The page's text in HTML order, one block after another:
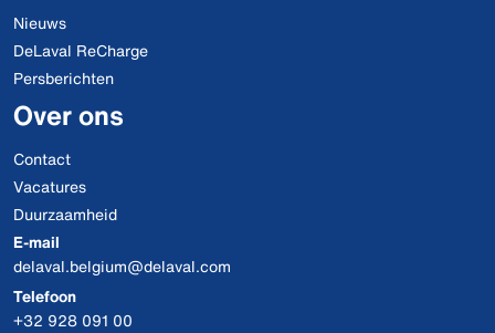
Nieuws
DeLaval ReCharge
Persberichten
Over ons
Contact
Vacatures
Duurzaamheid
E-mail
delaval.belgium@delaval.com
Telefoon
+32 928 091 00